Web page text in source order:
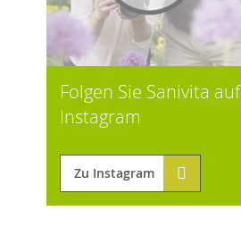
Folgen Sie Sanivita auf
Instagram
Zu Instagram